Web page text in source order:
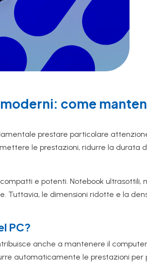
come
prestare particolare
le prestazioni, ridurre la durata
e potenti. Notebook ultrasottili,
Tuttavia, le dimensioni ridotte e la
PC?
anche a mantenere il
automaticamente le prestazioni per